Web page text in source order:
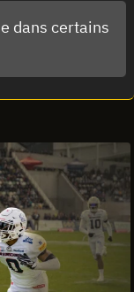
dans certains